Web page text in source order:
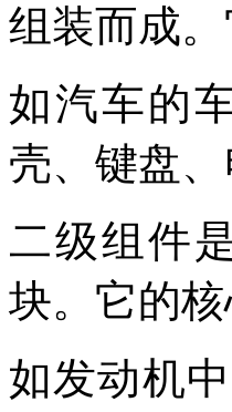
组装而成
如汽车的
壳、键盘、
二级组件
块。它的
如发动机